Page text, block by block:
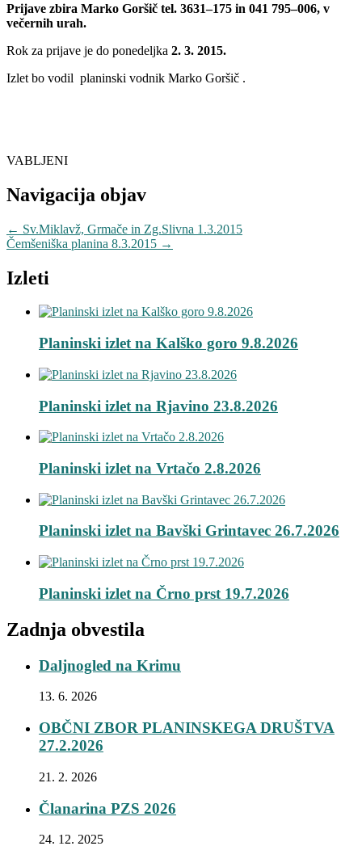
Prijave zbira Marko Goršič tel. 3631–175 in 041 795–006, v
večernih urah.
Rok za prijave je do ponedeljka 2. 3. 2015.
Izlet bo vodil planinski vodnik Marko Goršič .
VABLJENI
Navigacija objav
← Sv.Miklavž, Grmače in Zg.Slivna 1.3.2015
Čemšeniška planina 8.3.2015 →
Izleti
Planinski izlet na Kalško goro 9.8.2026
Planinski izlet na Rjavino 23.8.2026
Planinski izlet na Vrtačo 2.8.2026
Planinski izlet na Bavški Grintavec 26.7.2026
Planinski izlet na Črno prst 19.7.2026
Zadnja obvestila
Daljnogled na Krimu
13. 6. 2026
OBČNI ZBOR PLANINSKEGA DRUŠTVA
27.2.2026
21. 2. 2026
Članarina PZS 2026
24. 12. 2025